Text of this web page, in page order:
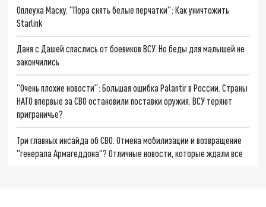
Оплеуха Маску. "Пора снять белые перчатки": Как уничтожить
Starlink
Даня с Дашей спаслись от боевиков ВСУ. Но беды для малышей не
закончились
"Очень плохие новости": Большая ошибка Palantir в России. Страны
НАТО впервые за СВО остановили поставки оружия. ВСУ теряют
приграничье?
Три главных инсайда об СВО. Отмена мобилизации и возвращение
"генерала Армагеддона"? Отличные новости, которые ждали все